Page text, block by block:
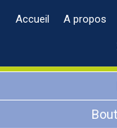
Accueil A propos